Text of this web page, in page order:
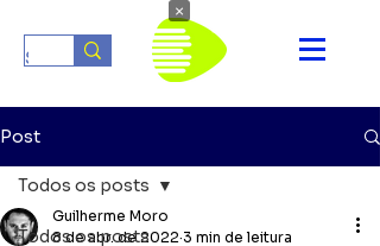
Post
Todos os posts
Todos os posts
Guilherme Moro
8 de abr. de 2022 3 min de leitura
×